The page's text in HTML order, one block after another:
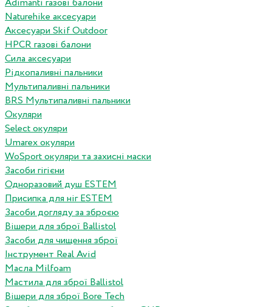
Adimanti газові балони
Naturehike аксесуари
Аксесуари Skif Outdoor
HPCR газові балони
Сила аксесуари
Рідкопаливні пальники
Мультипаливні пальники
BRS Мультипаливні пальники
Окуляри
Select окуляри
Umarex окуляри
WoSport окуляри та захисні маски
Засоби гігієни
Одноразовий душ ESTEM
Присипка для ніг ESTEM
Засоби догляду за зброєю
Вішери для зброї Ballistol
Засоби для чищення зброї
Інструмент Real Avid
Масла Milfoam
Мастила для зброї Ballistol
Вішери для зброї Bore Tech